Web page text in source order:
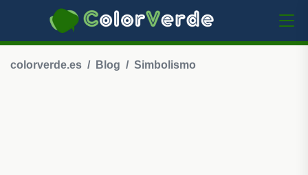
colorverde.es Blog Simbolismo